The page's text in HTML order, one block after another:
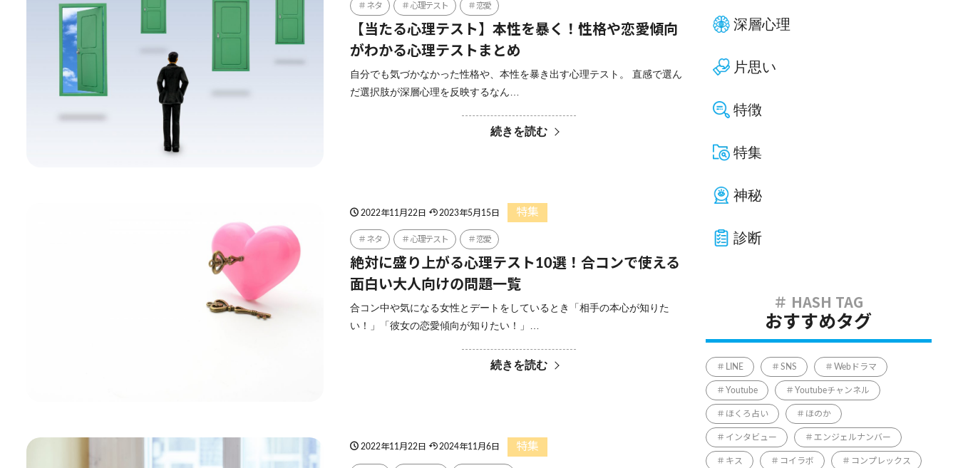
ネタ 心理テスト 恋愛
【当たる心理テスト】本性を暴く！性格や恋愛傾向
がわかる心理テストまとめ
自分でも気づかなかった性格や、本性を暴き出す心理テスト。 直感で選ん
だ選択肢が深層心理を反映するなん…
続きを読む
2022年11月22日 2023年5月15日 特集
ネタ 心理テスト 恋愛
絶対に盛り上がる心理テスト10選！合コンで使える
面白い大人向けの問題一覧
合コン中や気になる女性とデートをしているとき「相手の本心が知りた
い！」「彼女の恋愛傾向が知りたい！」…
続きを読む
2022年11月22日 2024年11月6日 特集
深層心理
片思い
特徴
特集
神秘
診断
おすすめタグ
LINE SNS Webドラマ
Youtube Youtubeチャンネル
ほくろ占い ほのか
インタビュー エンジェルナンバー
キス コイラボ コンプレックス